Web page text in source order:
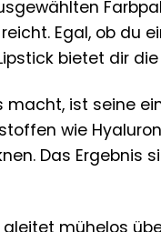
Egal, ob du
bietet dir
macht, ist seine
wie
Das Ergebnis
gleitet mühelos